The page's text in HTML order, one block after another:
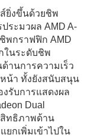
ยิ่งขึ้นด้วยชิพ
ระมวผล AMD A-
พกราฟฟิก AMD
ในระดับชิพ
านการความเร็ว
น้า ทั้งยังสนับสนุน
งรับการแสดงผล
Dual
สิทธิภาพด้าน
ยกเพิ่มเข้าไปใน